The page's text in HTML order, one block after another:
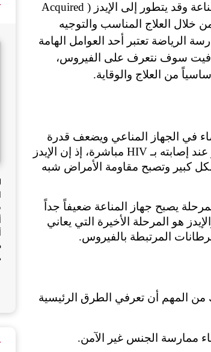
يعتبر فيروس نقص المناعة البشرية (HIV) مرض مزمن يهاجم جهاز المناعة وقد يتطور إلى الإيدز (Acquired
من العلاج والوقاية.
المرتبطة بالفيروس.
ممارسة الجنس غير الآمن.